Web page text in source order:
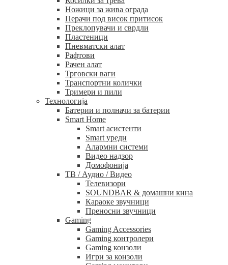
Ножици за жива ограда
Перачи под висок притисок
Преклопувачи и сврдли
Пластеници
Пневматски алат
Рафтови
Рачен алат
Трговски ваги
Транспортни колички
Тримери и пили
Технологија
Батерии и полначи за батерии
Smart Home
Smart асистенти
Smart уреди
Алармни системи
Видео надзор
Домофонија
ТВ / Аудио / Видео
Телевизори
SOUNDBAR & домашни кина
Караоке звучници
Преносни звучници
Gaming
Gaming Accessories
Gaming контролери
Gaming конзоли
Игри за конзоли